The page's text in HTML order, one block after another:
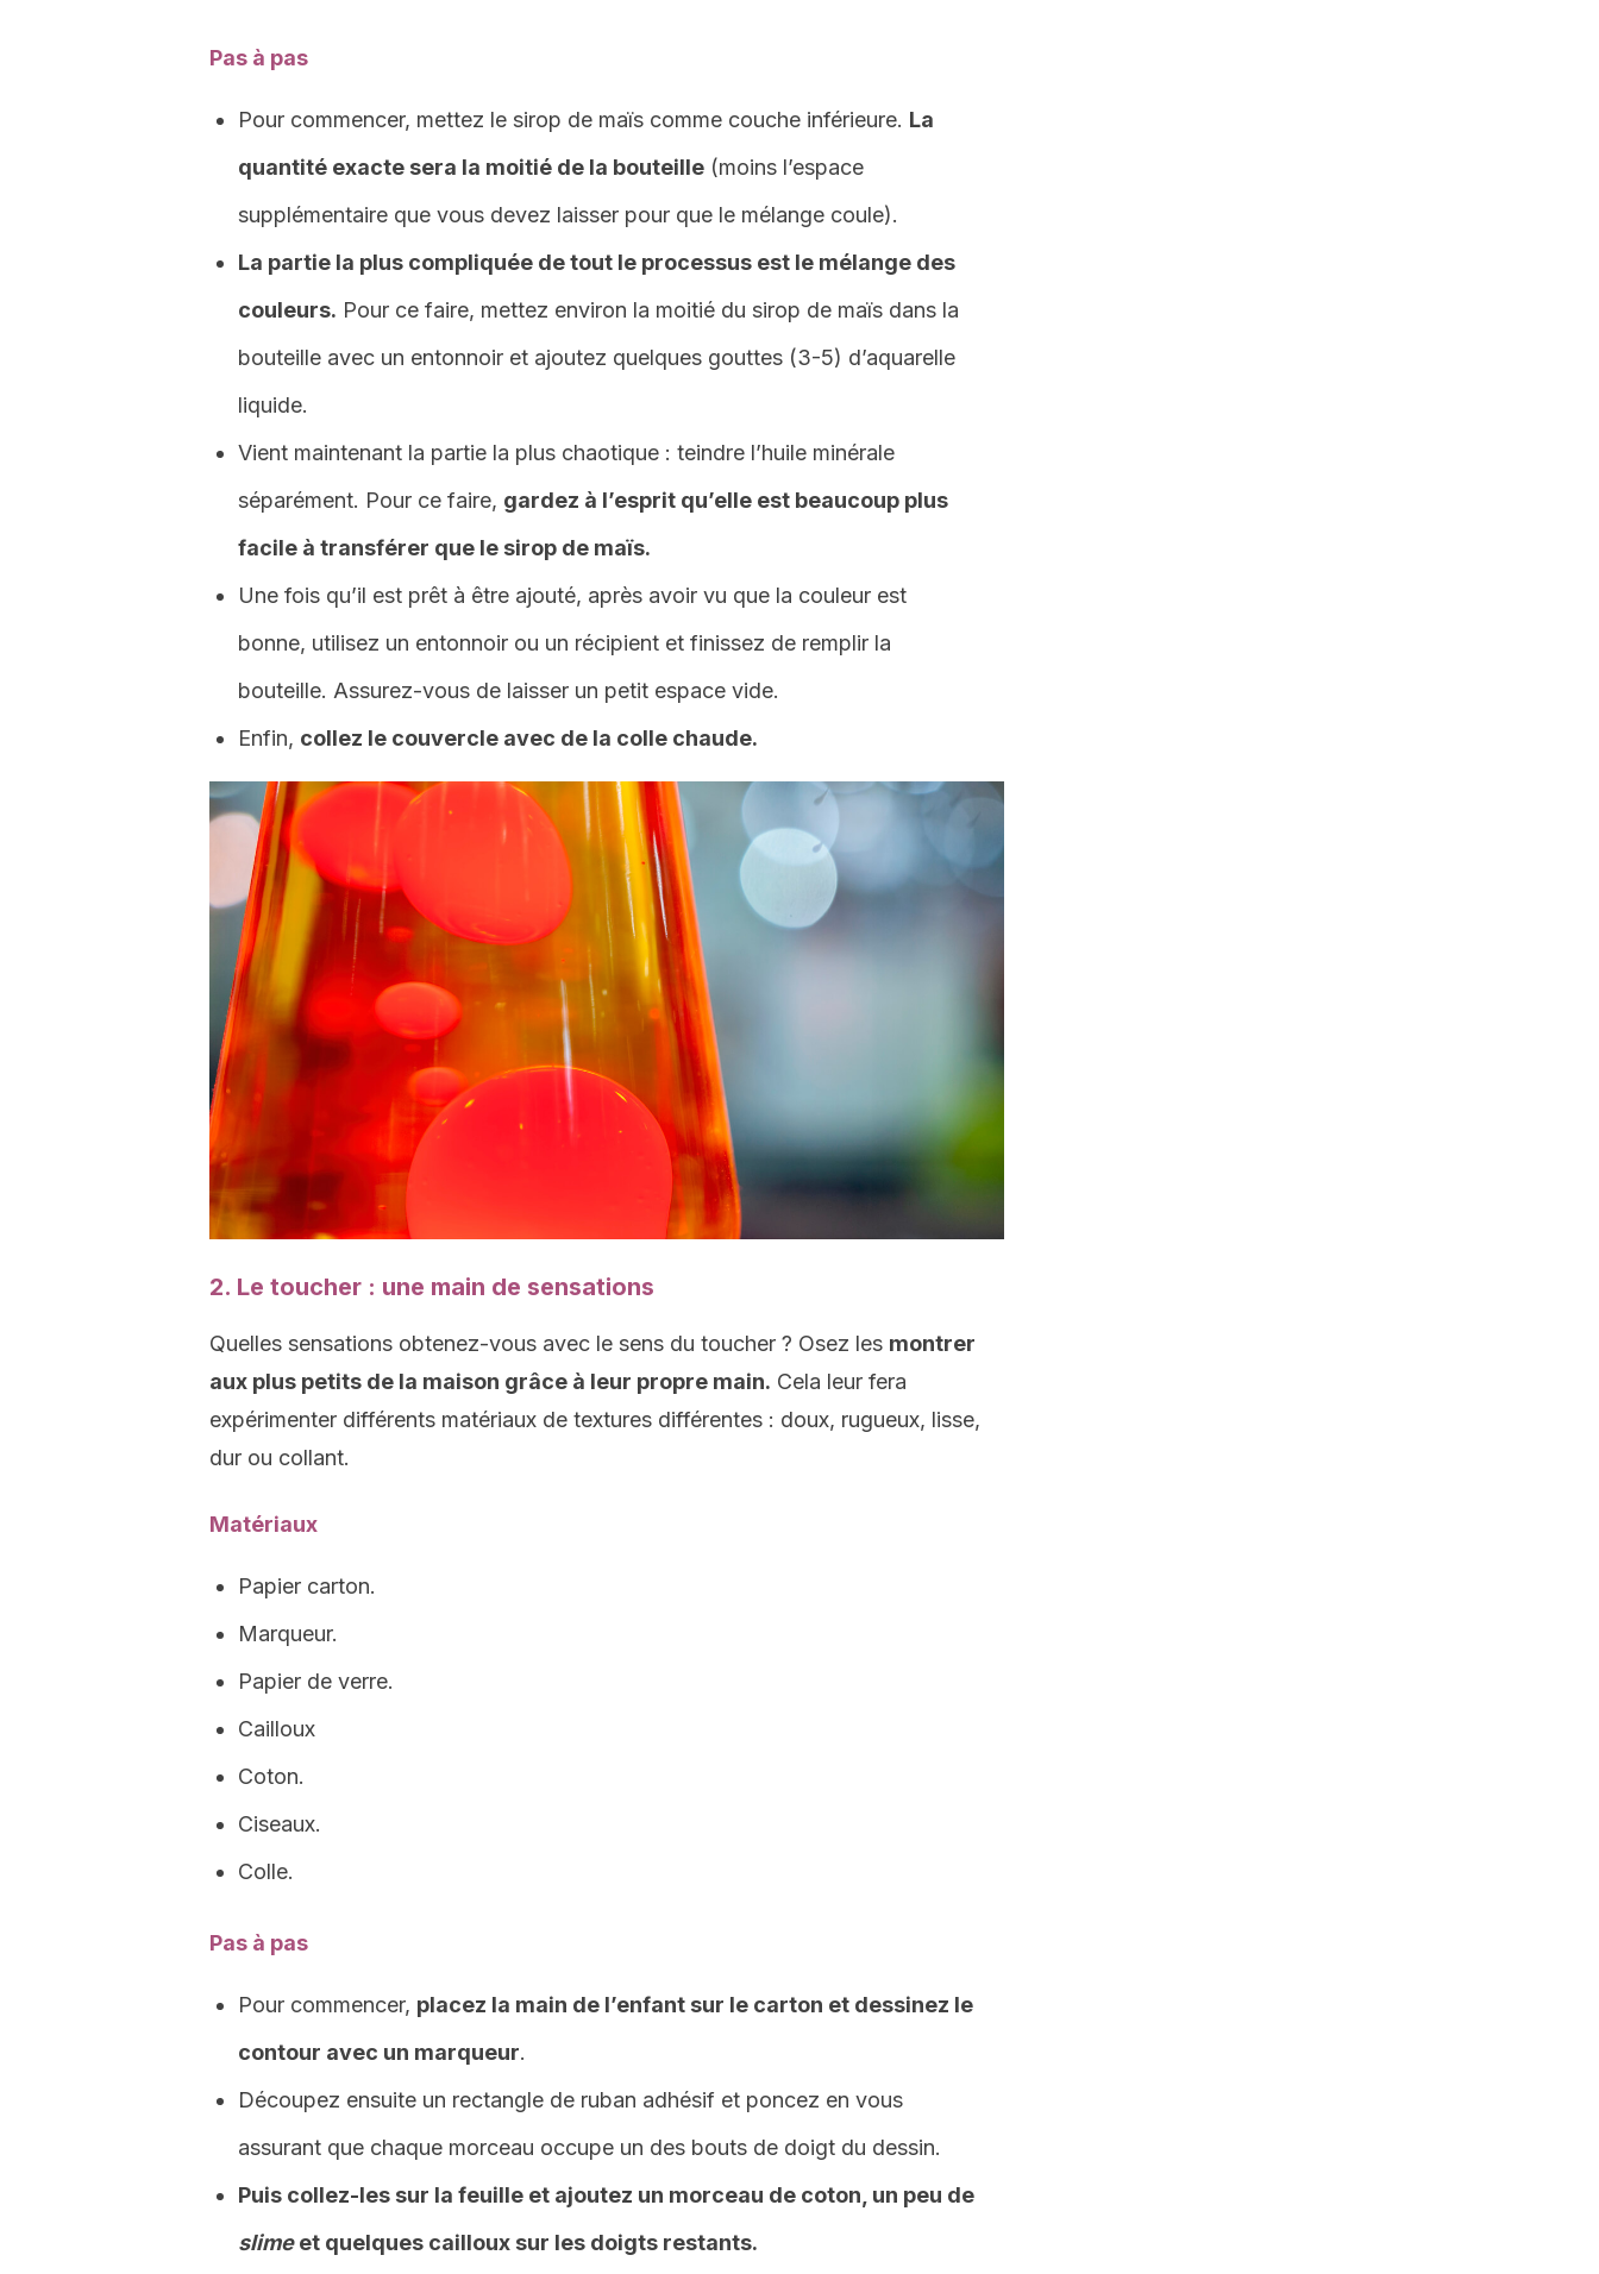
Pas à pas
Pour commencer, mettez le sirop de maïs comme couche inférieure. La
quantité exacte sera la moitié de la bouteille (moins l’espace
supplémentaire que vous devez laisser pour que le mélange coule).
La partie la plus compliquée de tout le processus est le mélange des
couleurs. Pour ce faire, mettez environ la moitié du sirop de maïs dans la
bouteille avec un entonnoir et ajoutez quelques gouttes (3-5) d’aquarelle
liquide.
Vient maintenant la partie la plus chaotique : teindre l’huile minérale
séparément. Pour ce faire, gardez à l’esprit qu’elle est beaucoup plus
facile à transférer que le sirop de maïs.
Une fois qu’il est prêt à être ajouté, après avoir vu que la couleur est
bonne, utilisez un entonnoir ou un récipient et finissez de remplir la
bouteille. Assurez-vous de laisser un petit espace vide.
Enfin, collez le couvercle avec de la colle chaude.
2. Le toucher : une main de sensations
Quelles sensations obtenez-vous avec le sens du toucher ? Osez les montrer
aux plus petits de la maison grâce à leur propre main. Cela leur fera
expérimenter différents matériaux de textures différentes : doux, rugueux, lisse,
dur ou collant.
Matériaux
Papier carton.
Marqueur.
Papier de verre.
Cailloux
Coton.
Ciseaux.
Colle.
Pas à pas
Pour commencer, placez la main de l’enfant sur le carton et dessinez le
contour avec un marqueur.
Découpez ensuite un rectangle de ruban adhésif et poncez en vous
assurant que chaque morceau occupe un des bouts de doigt du dessin.
Puis collez-les sur la feuille et ajoutez un morceau de coton, un peu de
slimeet quelques cailloux sur les doigts restants.